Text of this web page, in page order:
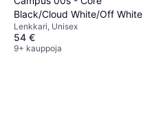
Black/Cloud White/Off White
Lenkkari, Unisex
54 €
9+ kauppoja